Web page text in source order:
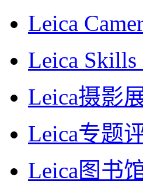
Leica
Leica
Leica摄影
Leica专题
Leica图书